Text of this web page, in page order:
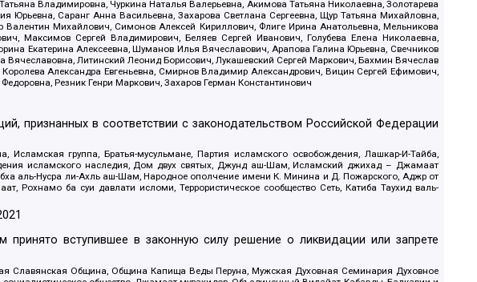
Владимировна, Чуркина Наталья Валерьевна, Акимова Татьяна Николаевна, Золотарева
Юрьевна, Саранг Анна Васильевна, Захарова Светлана Сергеевна, Щур Татьяна Михайловна,
Михайлович, Симонов Алексей Кириллович, Флиге Ирина Анатольевна, Мельникова
Максимов Сергей Владимирович, Беляев Сергей Иванович, Голубева Елена Николаевна,
Екатерина Алексеевна, Шуманов Илья Вячеславович, Арапова Галина Юрьевна, Свечников
Литинский Леонид Борисович, Лукашевский Сергей Маркович, Бахмин Вячеслав
Александра Евгеньевна, Смирнов Владимир Александрович, Вицин Сергей Ефимович,
Резник Генри Маркович, Захаров Герман Константинович
признанных в соответствии с законодательством Российской Федерации
группа, Братья-мусульмане, Партия исламского освобождения, Лашкар-И-Тайба,
исламского наследия, Дом двух святых, Джунд аш-Шам, Исламский джихад – Джамаат
аль-Нусра ли-Ахль аш-Шам, Народное ополчение имени К. Минина и Д. Пожарского, Аджр от
ба суи давлати исломи, Террористическое сообщество Сеть, Катиба Таухид валь-
вступившее в законную силу решение о ликвидации или запрете
Славянская Община, Община Капища Веды Перуна, Мужская Духовная Семинария Духовное